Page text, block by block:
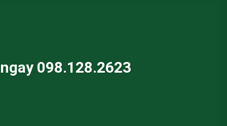
098.128.2623